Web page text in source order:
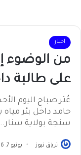
اخبار
من الوضوء
على طالبة
عُثر صباح اليوم
حامد داخل بئر مياه
سنجة بولاية
ترياق نيوز يونيو 7, 2026